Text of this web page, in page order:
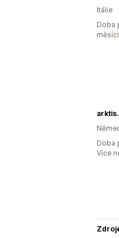
Itálie
Doba
měsíci
Doba
Více